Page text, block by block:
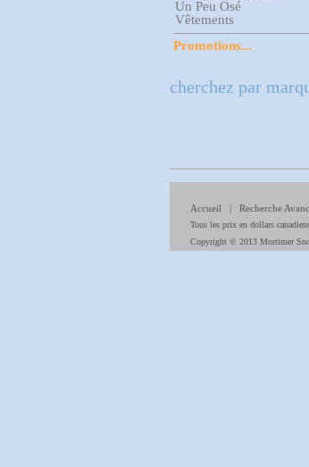
Un Peu Osé
Vêtements
Promotions...
cherchez par
Accueil | Recherche
Tous les prix en dollars
Copyright © 2013 Mortimer